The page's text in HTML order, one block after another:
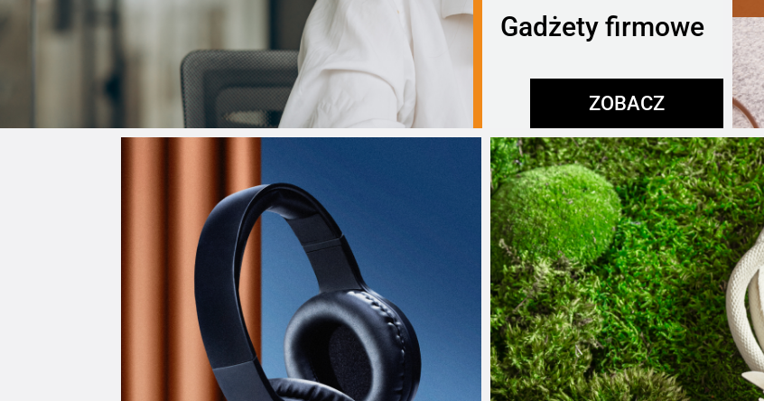
Gadżety firmowe
ZOBACZ